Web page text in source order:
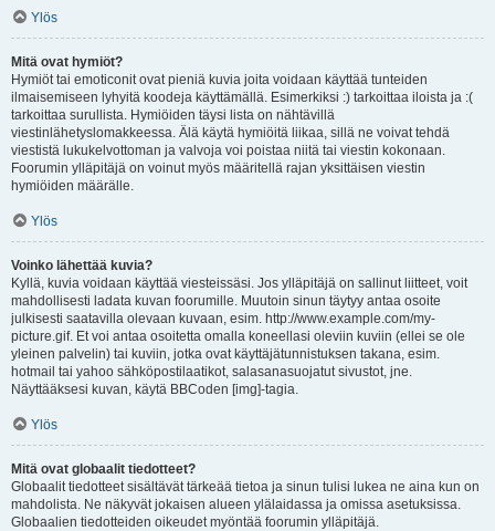
Ylös
Mitä ovat hymiöt?
Hymiöt tai emoticonit ovat pieniä kuvia joita voidaan käyttää tunteiden
ilmaisemiseen lyhyitä koodeja käyttämällä. Esimerkiksi :) tarkoittaa iloista ja :(
tarkoittaa surullista. Hymiöiden täysi lista on nähtävillä
viestinlähetyslomakkeessa. Älä käytä hymiöitä liikaa, sillä ne voivat tehdä
viestistä lukukelvottoman ja valvoja voi poistaa niitä tai viestin kokonaan.
Foorumin ylläpitäjä on voinut myös määritellä rajan yksittäisen viestin
hymiöiden määrälle.
Ylös
Voinko lähettää kuvia?
Kyllä, kuvia voidaan käyttää viesteissäsi. Jos ylläpitäjä on sallinut liitteet, voit
mahdollisesti ladata kuvan foorumille. Muutoin sinun täytyy antaa osoite
julkisesti saatavilla olevaan kuvaan, esim. http://www.example.com/my-
picture.gif. Et voi antaa osoitetta omalla koneellasi oleviin kuviin (ellei se ole
yleinen palvelin) tai kuviin, jotka ovat käyttäjätunnistuksen takana, esim.
hotmail tai yahoo sähköpostilaatikot, salasanasuojatut sivustot, jne.
Näyttääksesi kuvan, käytä BBCoden [img]-tagia.
Ylös
Mitä ovat globaalit tiedotteet?
Globaalit tiedotteet sisältävät tärkeää tietoa ja sinun tulisi lukea ne aina kun on
mahdolista. Ne näkyvät jokaisen alueen ylälaidassa ja omissa asetuksissa.
Globaalien tiedotteiden oikeudet myöntää foorumin ylläpitäjä.